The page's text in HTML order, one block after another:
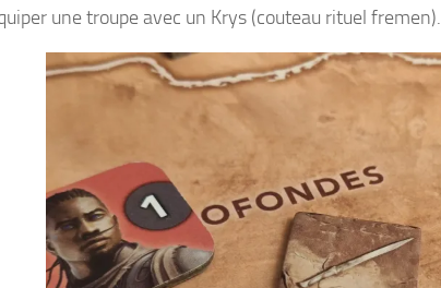
une troupe avec un Krys (couteau rituel fremen).